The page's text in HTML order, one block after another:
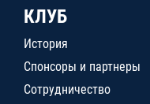
КЛУБ
История
Спонсоры и партнеры
Сотрудничество